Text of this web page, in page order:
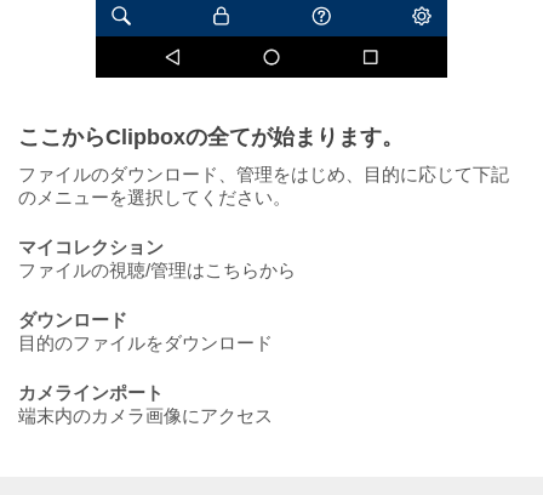
ここからClipboxの全てが始まります。
ファイルのダウンロード、管理をはじめ、目的に応じて下記
のメニューを選択してください。
マイコレクション
ファイルの視聴/管理はこちらから
ダウンロード
目的のファイルをダウンロード
カメラインポート
端末内のカメラ画像にアクセス